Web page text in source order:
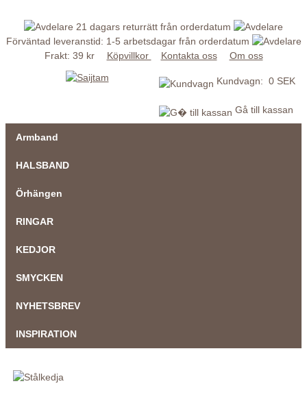
21 dagars returrätt från orderdatum
Förväntad leveranstid: 1-5 arbetsdagar från orderdatum
Frakt: 39 kr
Köpvillkor Kontakta oss Om oss
Kundvagn: 0 SEK
Gå till kassan
Armband
HALSBAND
Örhängen
RINGAR
KEDJOR
SMYCKEN
NYHETSBREV
INSPIRATION